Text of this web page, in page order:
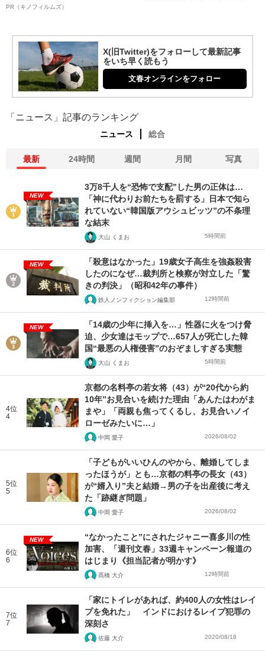
PR（キノフィルムズ）
X(旧Twitter)をフォローして最新記事
をいち早く読もう
文春オンラインをフォロー
「ニュース」記事のランキング
ニュース 総合
最新 24時間 週間 月間 写真
NEW
3万8千人を“恐怖で支配”した男の正体は…
「神に代わりお前たちを罰する」日本で知ら
れていない“韓国版アウシュビッツ”の不条理
な結末
大山 くまお 5時間前
NEW
「殺意はなかった」19歳女子高生を強姦殺害
したのになぜ…裁判所と検察が対立した「驚
きの判決」（昭和42年の事件）
鉄人ノンフィクション編集部 12時間前
NEW
「14歳の少年に挿入を…」性器に火をつけ脅
迫、少女達はモップで…657人が死亡した韓
国“最悪の人権侵害”のおぞましすぎる実態
大山 くまお 5時間前
4位
4
京都の名料亭の若女将（43）が“20代から約
10年”お見合いを続けた理由「あんたはわがま
まや」「両親も焦ってくるし、お見合いノイ
ローゼみたいに…」
中岡 愛子 2026/08/02
5位
5
「子どもがいいひんのやから、離婚してしま
ったほうが」とも…京都の料亭の長女（43）
が“婿入り”夫と結婚→男の子を出産後に考え
た「跡継ぎ問題」
中岡 愛子 2026/08/02
6位
6
NEW
“なかったこと”にされたジャニー喜多川の性
加害、「週刊文春」33週キャンペーン報道の
はじまり《担当記者が明かす》
髙橋 大介 12時間前
7位
7
「家にトイレがあれば、約400人の女性はレイ
プを免れた」 インドにおけるレイプ犯罪の
深刻さ
佐藤 大介 2020/08/18